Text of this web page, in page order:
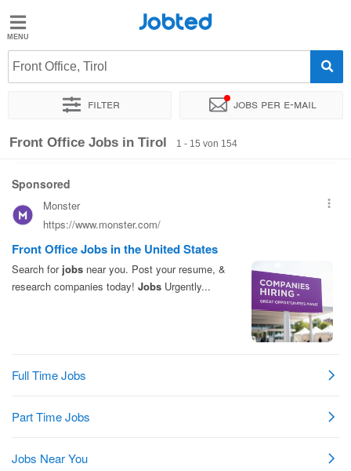
Jobted
Jobs
Jobted
Front Office, Tirol
Filter Jobs per e-mail
Sortieren nach Unternehmen Personaldienstleister
Front Office Jobs in Tirol 1 - 15 von 154